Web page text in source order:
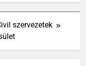
szervezetek